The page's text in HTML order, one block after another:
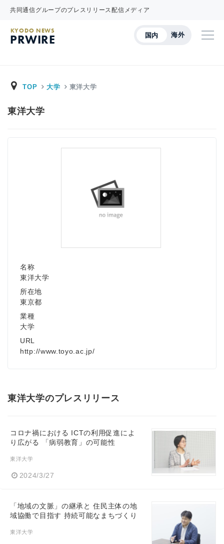
共同通信グループのプレスリリース配信メディア
国内 海外
KYODO NEWS
PRWIRE
TOP 大学 東洋大学
東洋大学
名称
東洋大学
所在地
東京都
業種
大学
URL
http://www.toyo.ac.jp/
東洋大学のプレスリリース
コロナ禍における ICTの利用促進によ
り広がる 「病弱教育」の可能性
東洋大学
2024/3/27
「地域の文脈」の継承と 住民主体の地
域協働で目指す 持続可能なまちづくり
東洋大学